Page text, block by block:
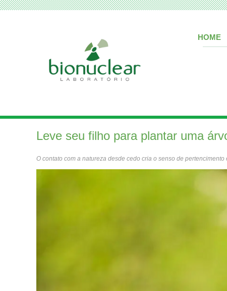
HOME
Leve seu filho para plantar uma
O contato com a natureza desde cedo cria o senso de